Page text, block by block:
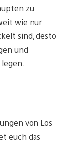
zu
wie nur
sind, desto
und
von Los
euch das